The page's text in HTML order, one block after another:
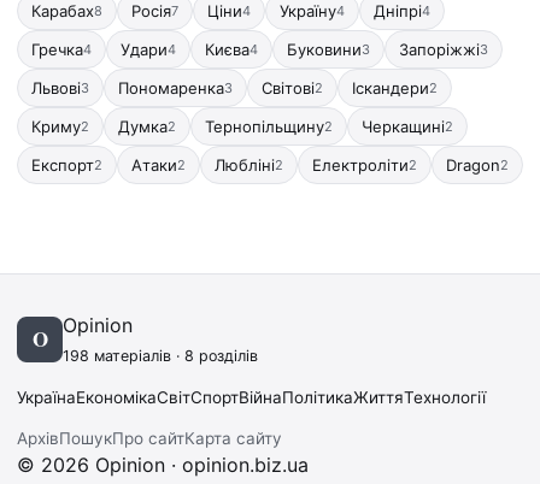
Карабах8 Росія7 Ціни4 Україну4 Дніпрі4
Гречка4 Удари4 Києва4 Буковини3 Запоріжжі3
Львові3 Пономаренка3 Світові2 Іскандери2
Криму2 Думка2 Тернопільщину2 Черкащині2
Експорт2 Атаки2 Любліні2 Електроліти2 Dragon2
O Opinion
198 матеріалів · 8 розділів
УкраїнаЕкономікаСвітСпортВійнаПолітикаЖиттяТехнології
АрхівПошукПро сайтКарта сайту
© 2026 Opinion · opinion.biz.ua